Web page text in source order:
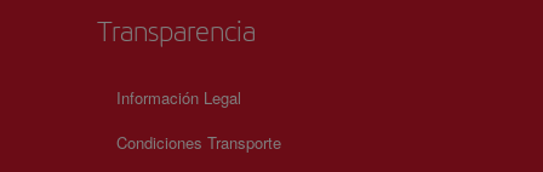
Transparencia
Información Legal
Condiciones Transporte